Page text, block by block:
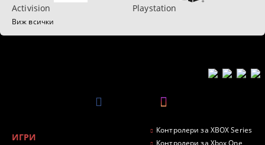
Activision Playstation
Виж всички
ИГРИ
Контролери за XBOX Series